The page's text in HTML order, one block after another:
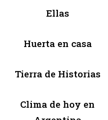
Ellas
Huerta en casa
Tierra de Historias
Clima de hoy en